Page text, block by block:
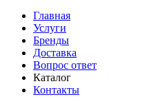
Главная
Услуги
Бренды
Доставка
Вопрос ответ
Каталог
Контакты